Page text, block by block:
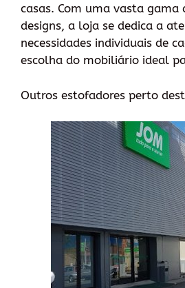
casas. Com uma vasta gama
designs, a loja se dedica a
necessidades individuais de
escolha do mobiliário ideal
Outros estofadores perto